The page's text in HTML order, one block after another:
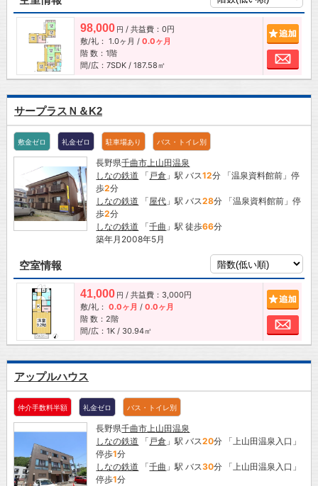
98,000 円 / 共益費：0円
敷/礼： 1.0ヶ月 / 0.0ヶ月
階 数：1階
間/広：7SDK / 187.58㎡
お
サープラスＮ＆K2
敷金ゼロ 礼金ゼロ 駐車場あり バス・トイレ別
長野県千曲市上山田温泉
しなの鉄道 「 戸倉 」駅 バス12分 「温泉資料館前」停
歩2分
しなの鉄道 「屋代 」駅 バス28分 「温泉資料館前」停
歩2分
しなの鉄道 「千曲 」駅 徒歩66分
築年月2008年5月
空室情報
41,000 円 / 共益費：3,000円
敷/礼： 0.0ヶ月 / 0.0ヶ月
階 数：2階
間/広：1K / 30.94㎡
お
アップルハウス
仲介手数料半額 礼金ゼロ バス・トイレ別
長野県千曲市上山田温泉
しなの鉄道 「 戸倉 」駅 バス20分 「上山田温泉入口」
停歩1分
しなの鉄道 「千曲 」駅 バス30分 「上山田温泉入口」
停歩1分